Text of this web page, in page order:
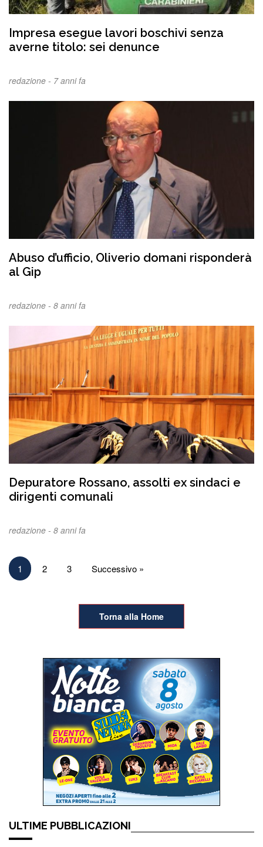
Impresa esegue lavori boschivi senza
averne titolo: sei denunce
redazione - 7 anni fa
Abuso d’ufficio, Oliverio domani risponderà
al Gip
redazione - 8 anni fa
Depuratore Rossano, assolti ex sindaci e
dirigenti comunali
redazione - 8 anni fa
Paginazione
1 2 3 Successivo »
Torna alla Home
ULTIME PUBBLICAZIONI